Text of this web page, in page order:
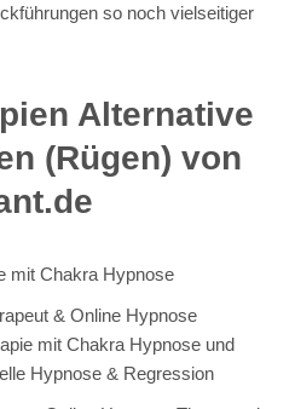
so noch vielseitiger
Alternative
(Rügen) von
mit Chakra Hypnose
& Online Hypnose
mit Chakra Hypnose und
Hypnose & Regression